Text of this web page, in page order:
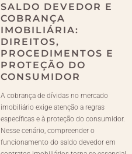
SALDO DEVEDOR E
COBRANÇA
IMOBILIÁRIA:
DIREITOS,
PROCEDIMENTOS E
PROTEÇÃO DO
CONSUMIDOR
A cobrança de dívidas no mercado
imobiliário exige atenção a regras
específicas e à proteção do consumidor.
Nesse cenário, compreender o
funcionamento do saldo devedor em